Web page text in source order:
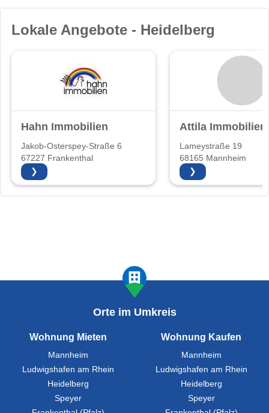
Lokale Angebote - Heidelberg
Hahn Immobilien
Jakob-Osterspey-Straße 6
67227 Frankenthal
❯
Attila Immobilien
Lameystraße 19
68165 Mannheim
❯
Orte im Umkreis
Wohnung Mieten
Mannheim
Ludwigshafen am Rhein
Heidelberg
Speyer
Wohnung Kaufen
Mannheim
Ludwigshafen am Rhein
Heidelberg
Speyer